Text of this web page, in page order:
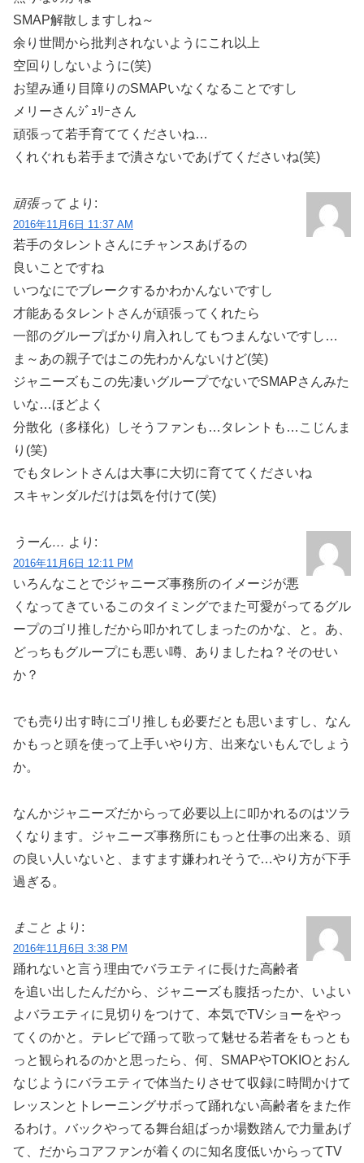
SMAP解散しますしね～
余り世間から批判されないようにこれ以上
空回りしないように(笑)
お望み通り目障りのSMAPいなくなることですし
メリーさんｼﾞｭﾘｰさん
頑張って若手育ててくださいね…
くれぐれも若手まで潰さないであげてくださいね(笑)
頑張って より:
2016年11月6日 11:37 AM
若手のタレントさんにチャンスあげるの
良いことですね
いつなにでブレークするかわかんないですし
才能あるタレントさんが頑張ってくれたら
一部のグループばかり肩入れしてもつまんないですし…
ま～あの親子ではこの先わかんないけど(笑)
ジャニーズもこの先凄いグループでないでSMAPさんみた
いな…ほどよく
分散化（多様化）しそうファンも…タレントも…こじんま
り(笑)
でもタレントさんは大事に大切に育ててくださいね
スキャンダルだけは気を付けて(笑)
うーん… より:
2016年11月6日 12:11 PM
いろんなことでジャニーズ事務所のイメージが悪
くなってきているこのタイミングでまた可愛がってるグル
ープのゴリ推しだから叩かれてしまったのかな、と。あ、
どっちもグループにも悪い噂、ありましたね？そのせい
か？
でも売り出す時にゴリ推しも必要だとも思いますし、なん
かもっと頭を使って上手いやり方、出来ないもんでしょう
か。
なんかジャニーズだからって必要以上に叩かれるのはツラ
くなります。ジャニーズ事務所にもっと仕事の出来る、頭
の良い人いないと、ますます嫌われそうで…やり方が下手
過ぎる。
まこと より:
2016年11月6日 3:38 PM
踊れないと言う理由でバラエティに長けた高齢者
を追い出したんだから、ジャニーズも腹括ったか、いよい
よバラエティに見切りをつけて、本気でTVショーをやっ
てくのかと。テレビで踊って歌って魅せる若者をもっとも
っと観られるのかと思ったら、何、SMAPやTOKIOとおん
なじようにバラエティで体当たりさせて収録に時間かけて
レッスンとトレーニングサボって踊れない高齢者をまた作
るわけ。バックやってる舞台組ばっか場数踏んで力量あげ
て、だからコアファンが着くのに知名度低いからってTV